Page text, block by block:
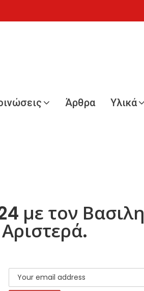
Άρθρα Υλικά
με τον Βασιλη